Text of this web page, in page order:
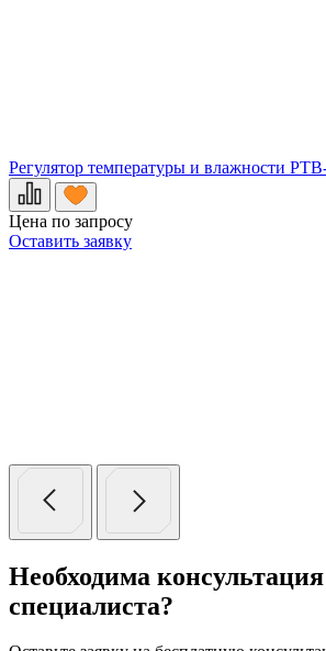
Регулятор температуры и влажности
Цена по запросу
Оставить заявку
Необходима консультация
специалиста?